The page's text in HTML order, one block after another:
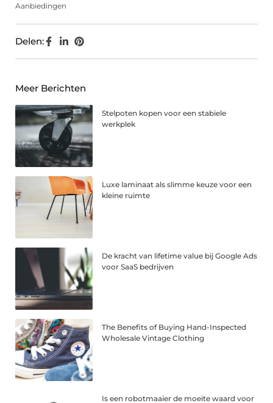
Aanbiedingen
Delen:
Meer Berichten
Stelpoten kopen voor een stabiele
werkplek
Luxe laminaat als slimme keuze voor een
kleine ruimte
De kracht van lifetime value bij Google Ads
voor SaaS bedrijven
The Benefits of Buying Hand-Inspected
Wholesale Vintage Clothing
Is een robotmaaier de moeite waard voor